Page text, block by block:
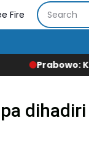
Fire
Tak